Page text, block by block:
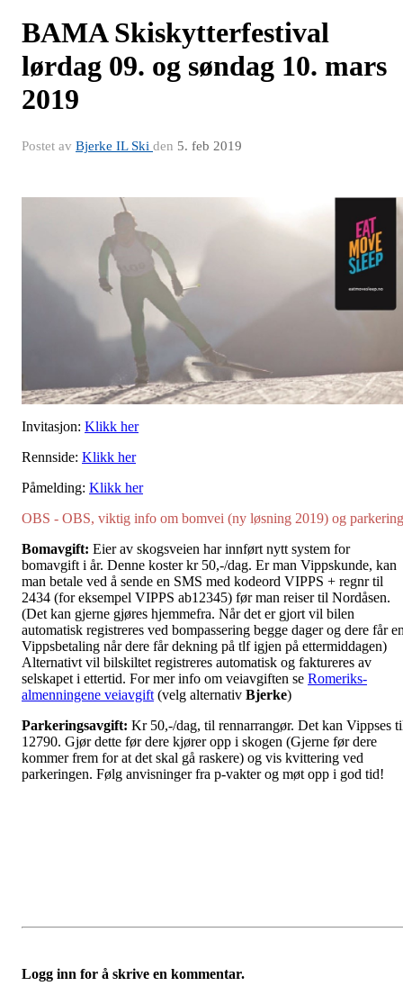
BAMA Skiskytterfestival
lørdag 09. og søndag 10. mars
2019
Postet av Bjerke IL Ski den 5. feb 2019
Invitasjon: Klikk her
Rennside: Klikk her
Påmelding: Klikk her
OBS - OBS, viktig info om bomvei (ny løsning 2019) og parkering
Bomavgift: Eier av skogsveien har innført nytt system for
bomavgift i år. Denne koster kr 50,-/dag. Er man Vippskunde, kan
man betale ved å sende en SMS med kodeord VIPPS + regnr til
2434 (for eksempel VIPPS ab12345) før man reiser til Nordåsen.
(Det kan gjerne gjøres hjemmefra. Når det er gjort vil bilen
automatisk registreres ved bompassering begge dager og dere får
Vippsbetaling når dere får dekning på tlf igjen på ettermiddagen)
Alternativt vil bilskiltet registreres automatisk og faktureres av
selskapet i ettertid. For mer info om veiavgiften se Romeriks-
almenningene veiavgift (velg alternativ Bjerke)
Parkeringsavgift: Kr 50,-/dag, til rennarrangør. Det kan Vippses
12790. Gjør dette før dere kjører opp i skogen (Gjerne før dere
kommer frem for at det skal gå raskere) og vis kvittering ved
parkeringen. Følg anvisninger fra p-vakter og møt opp i god tid!
Logg inn for å skrive en kommentar.